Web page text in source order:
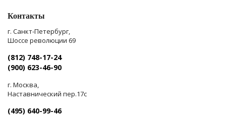
Контакты
г. Санкт-Петербург,
Шоссе революции 69
(812) 748-17-24
(900) 623-46-90
г. Москва,
Наставнический пер.17с
(495) 640-99-46